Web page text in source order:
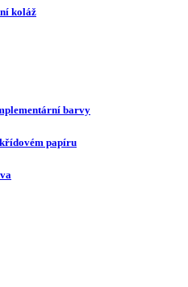
koláž
barvy
papíru